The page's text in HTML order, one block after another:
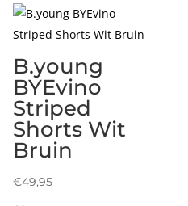
B.young
BYEvino
Striped
Shorts Wit
Bruin
€49,95